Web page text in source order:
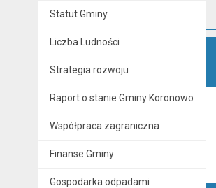
Statut Gminy
Liczba Ludności
Strategia rozwoju
Raport o stanie Gminy Koronowo
Współpraca zagraniczna
Finanse Gminy
Gospodarka odpadami